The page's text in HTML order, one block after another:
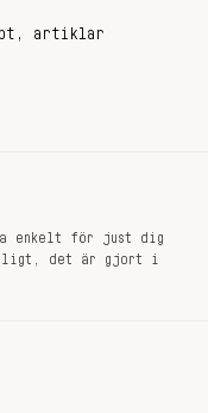
artiklar
enkelt för just dig
det är gjort i